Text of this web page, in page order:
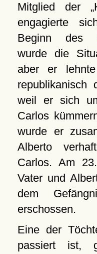
Mitglied der
engagierte
Beginn des
wurde die
aber er
republikanisch
weil er sich
Carlos
wurde er
Alberto
Carlos. Am
Vater und
dem
erschossen.
Eine der
passiert ist,